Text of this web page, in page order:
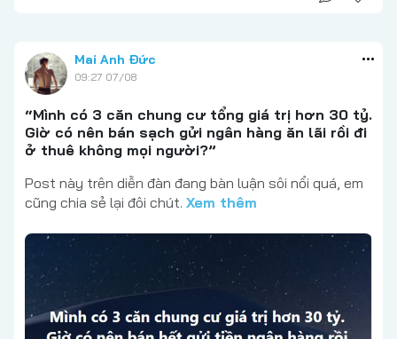
Mai Anh Đức
09:27 07/08
“Mình có 3 căn chung cư tổng giá trị hơn 30 tỷ.
Giờ có nên bán sạch gửi ngân hàng ăn lãi rồi đi
ở thuê không mọi người?”
Post này trên diễn đàn đang bàn luận sôi nổi quá, em
cũng chia sẻ lại đôi chút. Xem thêm